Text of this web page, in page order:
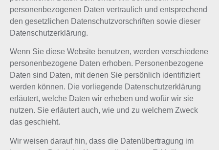
personenbezogenen Daten vertraulich und entsprechend
den gesetzlichen Datenschutzvorschriften sowie dieser
Datenschutzerklärung.
Wenn Sie diese Website benutzen, werden verschiedene
personenbezogene Daten erhoben. Personenbezogene
Daten sind Daten, mit denen Sie persönlich identifiziert
werden können. Die vorliegende Datenschutzerklärung
erläutert, welche Daten wir erheben und wofür wir sie
nutzen. Sie erläutert auch, wie und zu welchem Zweck
das geschieht.
Wir weisen darauf hin, dass die Datenübertragung im